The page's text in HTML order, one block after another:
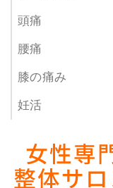
頭痛
腰痛
膝の痛み
妊活